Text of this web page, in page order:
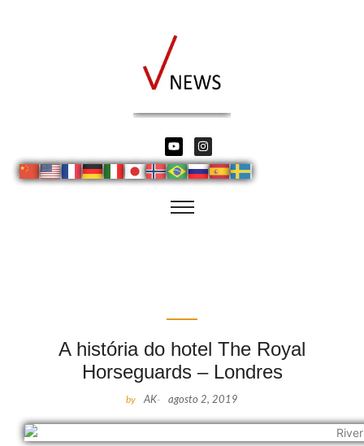
A história do hotel The Royal
Horseguards – Londres
by AK- agosto 2, 2019